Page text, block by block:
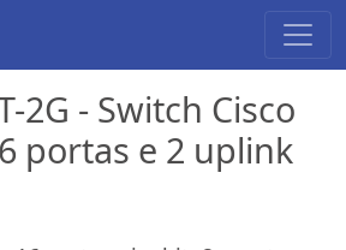
2G - Switch Cisco
portas e 2 uplink